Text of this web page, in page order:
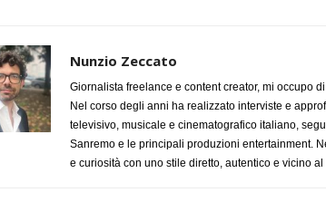
Nunzio Zeccato
Giornalista freelance e content creator, mi occupo
Nel corso degli anni ha realizzato interviste e
televisivo, musicale e cinematografico italiano,
Sanremo e le principali produzioni entertainment.
e curiosità con uno stile diretto, autentico e vicino